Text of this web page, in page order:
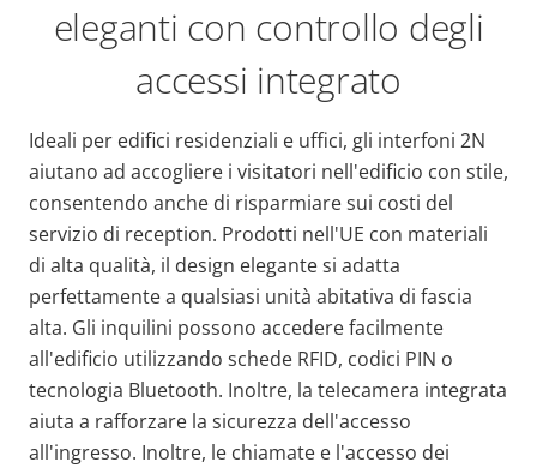
eleganti con controllo degli
accessi integrato
Ideali per edifici residenziali e uffici, gli interfoni 2N
aiutano ad accogliere i visitatori nell'edificio con stile,
consentendo anche di risparmiare sui costi del
servizio di reception. Prodotti nell'UE con materiali
di alta qualità, il design elegante si adatta
perfettamente a qualsiasi unità abitativa di fascia
alta. Gli inquilini possono accedere facilmente
all'edificio utilizzando schede RFID, codici PIN o
tecnologia Bluetooth. Inoltre, la telecamera integrata
aiuta a rafforzare la sicurezza dell'accesso
all'ingresso. Inoltre, le chiamate e l'accesso dei